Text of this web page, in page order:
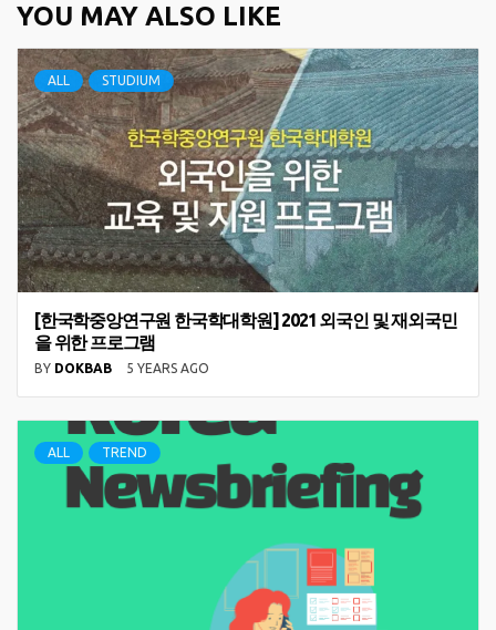
YOU MAY ALSO LIKE
ALL STUDIUM
[한국학중앙연구원 한국학대학원] 2021 외국인 및 재외국민
을 위한 프로그램
BY DOKBAB 5 YEARS AGO
ALL TREND